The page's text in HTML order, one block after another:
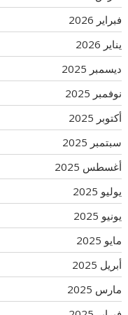
فبراير 2026
يناير 2026
ديسمبر 2025
نوفمبر 2025
أكتوبر 2025
سبتمبر 2025
أغسطس 2025
يوليو 2025
يونيو 2025
مايو 2025
أبريل 2025
مارس 2025